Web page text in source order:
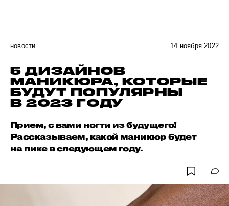
новости 14 ноября 2022
5 ДИЗАЙНОВ
МАНИКЮРА, КОТОРЫЕ
БУДУТ ПОПУЛЯРНЫ
В 2023 ГОДУ
Прием, с вами ногти из будущего!
Рассказываем, какой маникюр будет
на пике в следующем году.